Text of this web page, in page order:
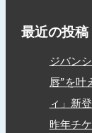
最近の投稿
ジバン
唇”を叶
ィ」新
昨年チ